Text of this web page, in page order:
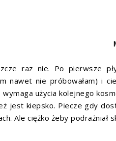
raz nie. Po pierwsze
nawet nie próbowałam) i
użycia kolejnego
jest kiepsko. Piecze gdy
Ale ciężko żeby podrażniał